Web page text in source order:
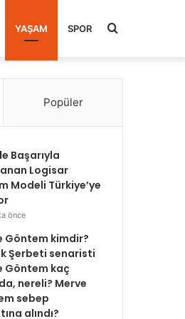
YAŞAM SPOR Arama
Popüler
Başarıyla
Logisar
Modeli Türkiye’ye
önce
Göntem kimdir?
Şerbeti senaristi
Göntem kaç
nereli? Merve
sebep
alındı?